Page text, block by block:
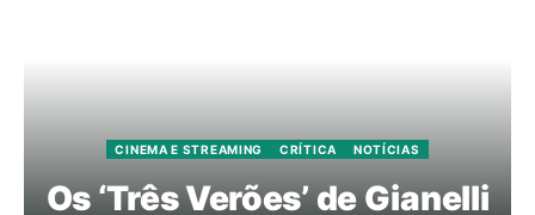
CINEMA E STREAMING CRÍTICA NOTÍCIAS
Os ‘Três Verões’ de Gianelli